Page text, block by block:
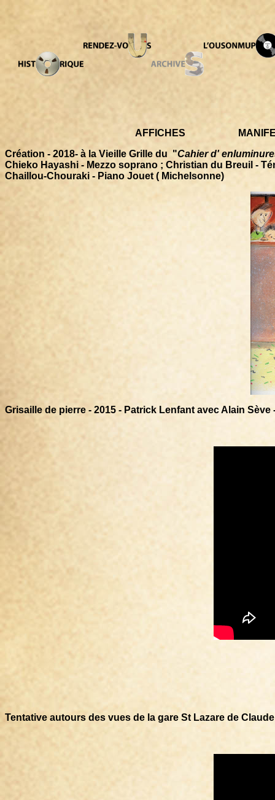
AFFICHES
Création - 2018- à la Vieille Grille du "Cahier d'
Chieko Hayashi - Mezzo soprano ; Christian du Breuil -
Chaillou-Chouraki - Piano Jouet ( Michelsonne)
Grisaille de pierre - 2015 - Patrick Lenfant avec Alain Sève
Tentative autours des vues de la gare St Lazare de